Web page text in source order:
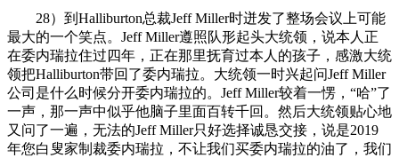
28）到Halliburton总裁Jeff Miller时迸发了整场会议上可能
最大的一个笑点。Jeff Miller遵照队形起头大统领，说本人正
在委内瑞拉住过四年，正在那里抚育过本人的孩子，感激大统
领把Halliburton带回了委内瑞拉。大统领一时兴起问Jeff Miller
公司是什么时候分开委内瑞拉的。Jeff Miller较着一愣，“哈”了
一声，那一声中似乎他脑子里面百转千回。然后大统领贴心地
又问了一遍，无法的Jeff Miller只好选择诚恳交接，说是2019
年您白叟家制裁委内瑞拉，不让我们买委内瑞拉的油了，我们